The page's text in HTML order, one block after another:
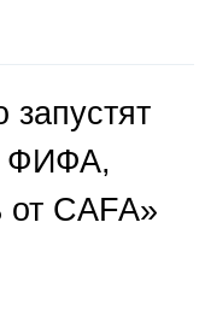
ФИФА,
от CAFA»